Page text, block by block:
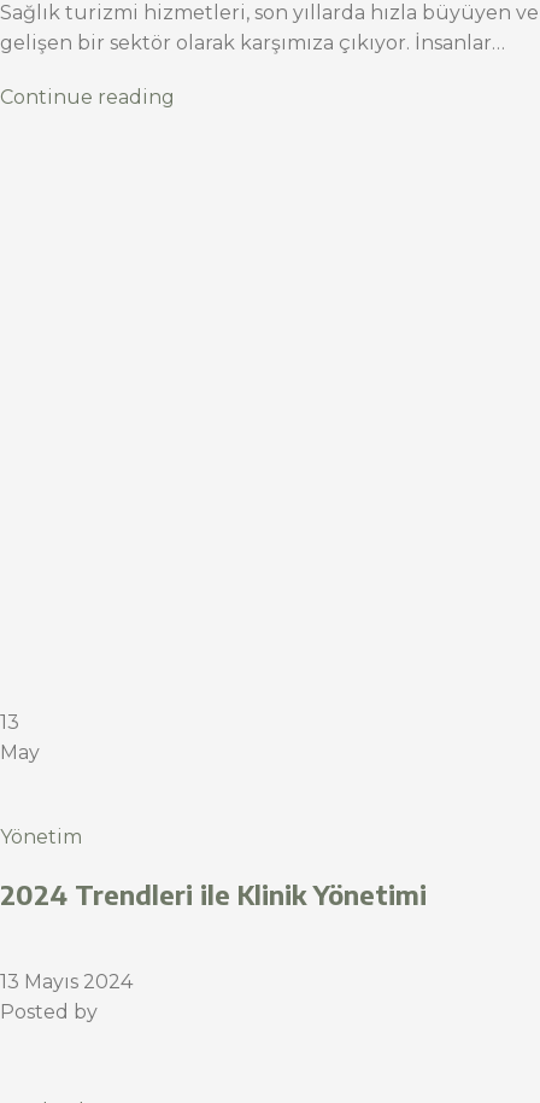
Sağlık turizmi hizmetleri, son yıllarda hızla büyüyen ve
gelişen bir sektör olarak karşımıza çıkıyor. İnsanlar…
Continue reading
13
May
Yönetim
2024 Trendleri ile Klinik Yönetimi
13 Mayıs 2024
Posted by